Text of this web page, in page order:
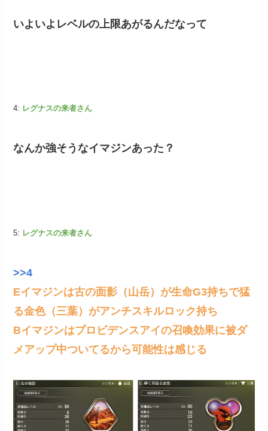
いよいよレベルの上限あがるんだなって
4: レグナスの来者さん
なんか強そうなイマジンあった？
5: レグナスの来者さん
>>4
Eイマジンは古の面影（山岳）が生命G3持ちで猛
る金色（三葉）がアンチスキルロック持ち
Bイマジンはプロビデンスアイの召喚効果に被ダ
メアップ中ついてるから可能性は感じる